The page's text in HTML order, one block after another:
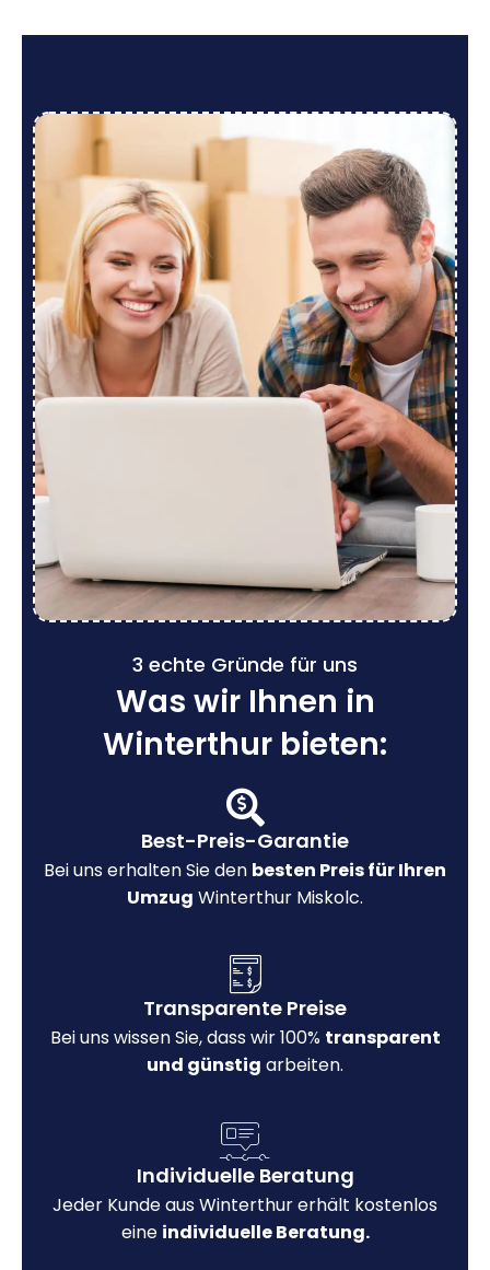
3 echte Gründe für uns
Was wir Ihnen in
Winterthur bieten:
Best-Preis-Garantie
Bei uns erhalten Sie den besten Preis für Ihren
Umzug Winterthur Miskolc.
Transparente Preise
Bei uns wissen Sie, dass wir 100% transparent
und günstig arbeiten.
Individuelle Beratung
Jeder Kunde aus Winterthur erhält kostenlos
eine individuelle Beratung.